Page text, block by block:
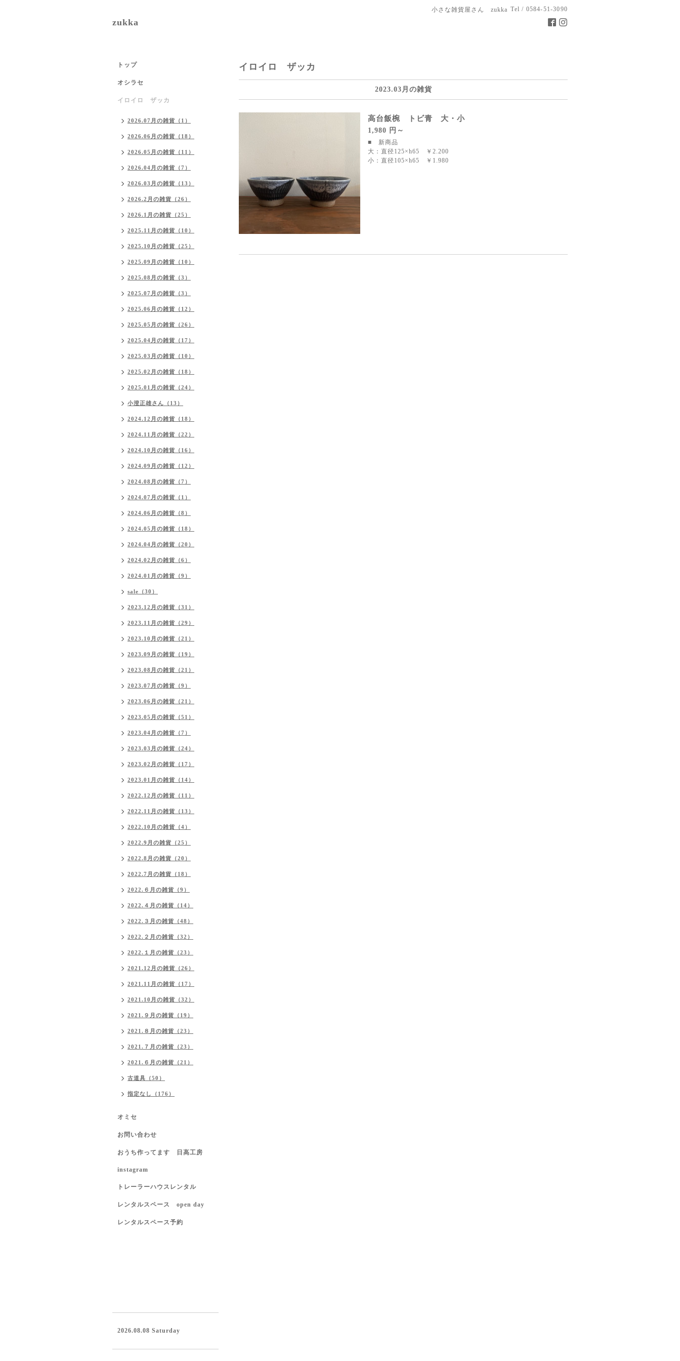
小さな雑貨屋さん zukka Tel / 0584-51-3090
zukka
イロイロ ザッカ
2023.03月の雑貨
高台飯椀 トビ青 大・小
1,980 円～
■ 新商品
大：直径125×h65 ￥2.200
小：直径105×h65 ￥1.980
トップ
オシラセ
イロイロ ザッカ
2026.07月の雑貨（1）
2026.06月の雑貨（18）
2026.05月の雑貨（11）
2026.04月の雑貨（7）
2026.03月の雑貨（13）
2026.2月の雑貨（26）
2026.1月の雑貨（25）
2025.11月の雑貨（10）
2025.10月の雑貨（25）
2025.09月の雑貨（10）
2025.08月の雑貨（3）
2025.07月の雑貨（3）
2025.06月の雑貨（12）
2025.05月の雑貨（26）
2025.04月の雑貨（17）
2025.03月の雑貨（10）
2025.02月の雑貨（18）
2025.01月の雑貨（24）
小澄正雄さん（13）
2024.12月の雑貨（18）
2024.11月の雑貨（22）
2024.10月の雑貨（16）
2024.09月の雑貨（12）
2024.08月の雑貨（7）
2024.07月の雑貨（1）
2024.06月の雑貨（8）
2024.05月の雑貨（18）
2024.04月の雑貨（20）
2024.02月の雑貨（6）
2024.01月の雑貨（9）
sale（30）
2023.12月の雑貨（31）
2023.11月の雑貨（29）
2023.10月の雑貨（21）
2023.09月の雑貨（19）
2023.08月の雑貨（21）
2023.07月の雑貨（9）
2023.06月の雑貨（21）
2023.05月の雑貨（51）
2023.04月の雑貨（7）
2023.03月の雑貨（24）
2023.02月の雑貨（17）
2023.01月の雑貨（14）
2022.12月の雑貨（11）
2022.11月の雑貨（13）
2022.10月の雑貨（4）
2022.9月の雑貨（25）
2022.8月の雑貨（20）
2022.7月の雑貨（18）
2022.６月の雑貨（9）
2022.４月の雑貨（14）
2022.３月の雑貨（48）
2022.２月の雑貨（32）
2022.１月の雑貨（23）
2021.12月の雑貨（26）
2021.11月の雑貨（17）
2021.10月の雑貨（32）
2021.９月の雑貨（19）
2021.８月の雑貨（23）
2021.７月の雑貨（23）
2021.６月の雑貨（21）
古道具（50）
指定なし（176）
オミセ
お問い合わせ
おうち作ってます 日高工房
instagram
トレーラーハウスレンタル
レンタルスペース open day
レンタルスペース予約
2026.08.08 Saturday